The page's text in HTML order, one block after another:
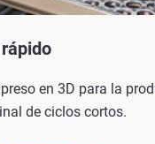
en 3D para la
de ciclos cortos.